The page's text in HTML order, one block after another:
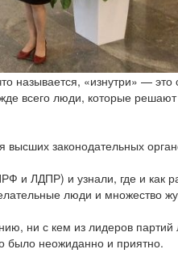
называется, «изнутри» —
всего люди, которые
законодательных
и ЛДПР) и узнали, где и как
люди и множество
ни с кем из лидеров партий
было неожиданно и приятно.